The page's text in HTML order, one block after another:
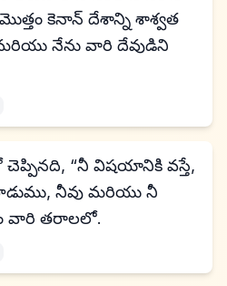
కెనాన్ దేశాన్ని శాశ్వత
మరియు నేను వారి దేవుడిని
చెప్పినది, “నీ విషయానికి వస్తే,
నీవు మరియు నీ
వారి తరాలలో.